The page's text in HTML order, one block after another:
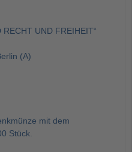
UND FREIHEIT“
(A)
mit dem
Stück.